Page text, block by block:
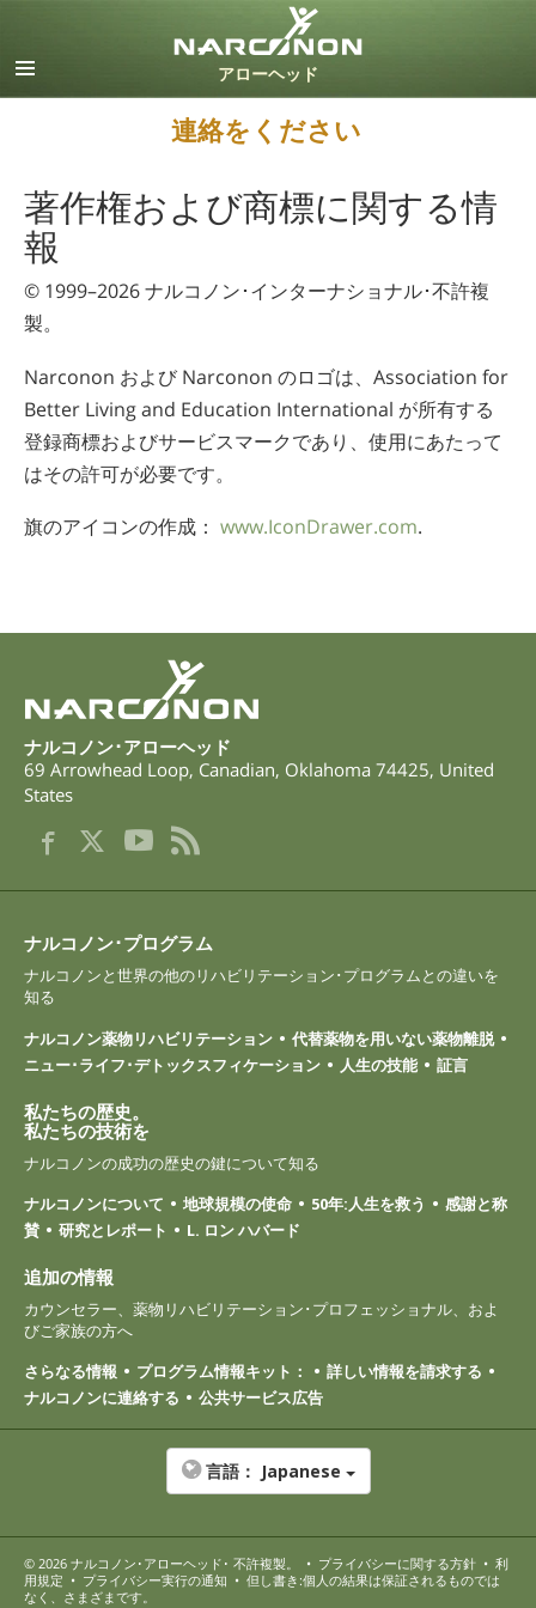
デンマーク語
ドイツ語
ギリシャ語
フランス語
ヘブライ語
イタリア語
ノルウェー語
ポルトガル語
中国語（繁体字）
ウクライナ語
連絡をください
著作権および商標に関する情
報
© 1999–2026ナルコノン･インターナショナル･不許複
製。
Narconon および Narconon のロゴは、Association for
Better Living and Education International が所有する
登録商標およびサービスマークであり、使用にあたって
はその許可が必要です。
旗のアイコンの作成： www.IconDrawer.com.
ナルコノン･アローヘッド
69 Arrowhead Loop, Canadian, Oklahoma 74425, United
States
ナルコノン･プログラム
ナルコノンと世界の他のリハビリテーション･プログラムとの違いを
知る
ナルコノン薬物リハビリテーション
代替薬物を用いない薬物離脱
ニュー･ライフ･デトックスフィケーション
人生の技能 証言
私たちの歴史。
私たちの技術を
ナルコノンの成功の歴史の鍵について知る
ナルコノンについて
地球規模の使命 50年:人生を救う
感謝と称
賛
研究とレポート L. ロン ハバード
追加の情報
カウンセラー、薬物リハビリテーション･プロフェッショナル、およ
びご家族の方へ
さらなる情報
プログラム情報キット：
詳しい情報を請求する
ナルコノンに連絡する
公共サービス広告
言語： Japanese
© 2026 ナルコノン･アローヘッド ･ 不許複製。 • プライバシーに関する方針 • 利
用規定 • プライバシー実行の通知 • 但し書き:個人の結果は保証されるものでは
なく、さまざまです。